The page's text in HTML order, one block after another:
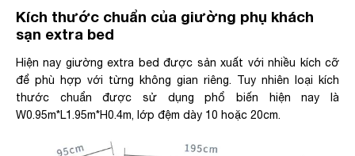
Kích thước chuẩn của giường phụ khách
sạn extra bed
Hiện nay giường extra bed được sản xuất với nhiều kích cỡ
để phù hợp với từng không gian riêng. Tuy nhiên loại kích
thước chuẩn được sử dụng phổ biến hiện nay là
W0.95m*L1.95m*H0.4m, lớp đệm dày 10 hoặc 20cm.